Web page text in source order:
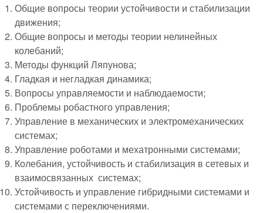
Общие вопросы теории устойчивости и стабилизации
движения;
Общие вопросы и методы теории нелинейных
колебаний;
Методы функций Ляпунова;
Гладкая и негладкая динамика;
Вопросы управляемости и наблюдаемости;
Проблемы робастного управления;
Управление в механических и электромеханических
системах;
Управление роботами и мехатронными системами;
Колебания, устойчивость и стабилизация в сетевых и
взаимосвязанных системах;
Устойчивость и управление гибридными системами и
системами с переключениями.